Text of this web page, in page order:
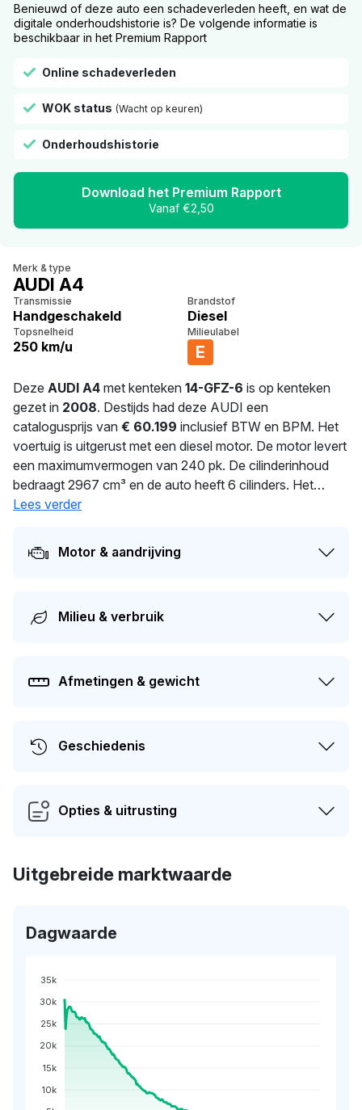
Benieuwd of deze auto een schadeverleden heeft, en wat de
digitale onderhoudshistorie is? De volgende informatie is
beschikbaar in het Premium Rapport
Online schadeverleden
WOK status (Wacht op keuren)
Onderhoudshistorie
Download het Premium Rapport
Vanaf €2,50
Merk & type
AUDI A4
Transmissie
Handgeschakeld
Brandstof
Diesel
Topsnelheid
250 km/u
Milieulabel
E
Deze AUDI A4 met kenteken 14-GFZ-6 is op kenteken
gezet in 2008. Destijds had deze AUDI een
catalogusprijs van € 60.199 inclusief BTW en BPM. Het
voertuig is uitgerust met een diesel motor. De motor levert
een maximumvermogen van 240 pk. De cilinderinhoud
bedraagt 2967 cm³ en de auto heeft 6 cilinders. Het
gemiddeld verbruik bedraagt 7.1 liter per 100 km. Dankzij
wisselde in 2026 voor het laatst van eigenaar. De
volgende APK-keuring staat gepland voor 07-02-2026.
schatting€ 2.600.
Lees verder
Motor & aandrijving
Milieu & verbruik
Afmetingen & gewicht
Geschiedenis
Opties & uitrusting
Uitgebreide marktwaarde
Dagwaarde
35k
30k
25k
20k
15k
10k